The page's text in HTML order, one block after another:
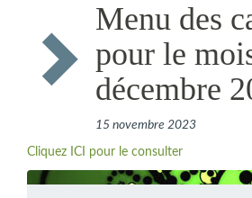
Menu des
pour le
décembre
15 novembre 2023
Cliquez ICI pour le consulter